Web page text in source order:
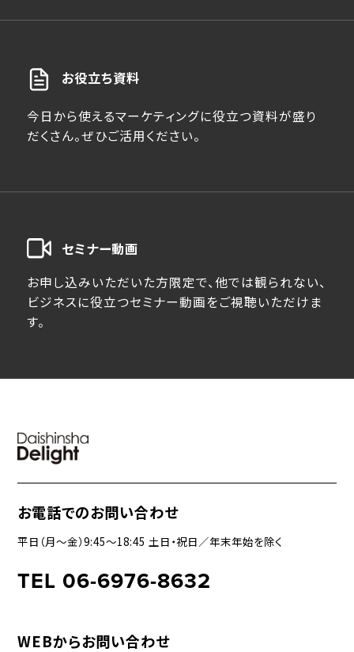
お役立ち資料
今日から使えるマーケティングに役立つ資料が盛り
だくさん。ぜひご活用ください。
セミナー動画
お申し込みいただいた方限定で、他では観られない、
ビジネスに役立つセミナー動画をご視聴いただけま
す。
お電話でのお問い合わせ
平日（月〜金）9:45〜18:45 土日・祝日／年末年始を除く
TEL 06-6976-8632
WEBからお問い合わせ